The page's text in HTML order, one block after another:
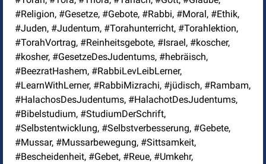
#Religion, #Gesetze, #Gebote, #Rabbi, #Moral, #Ethik,
#Juden, #Judentum, #Torahunterricht, #Torahlektion,
#TorahVortrag, #Reinheitsgebote, #Israel, #koscher,
#kosher, #GesetzeDesJudentums, #hebräisch,
#BeezratHashem, #RabbiLevLeibLerner,
#LearnWithLerner, #RabbiMizrachi, #jüdisch, #Rambam,
#HalachosDesJudentums, #HalachotDesJudentums,
#Bibelstudium, #StudiumDerSchrift,
#Selbstentwicklung, #Selbstverbesserung, #Gebete,
#Mussar, #Mussarbewegung, #Sittsamkeit,
#Bescheidenheit, #Gebet, #Reue, #Umkehr,